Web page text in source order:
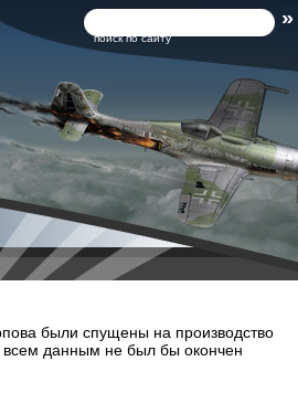
поиск по сайту
были спущены на производство
всем данным не был бы окончен